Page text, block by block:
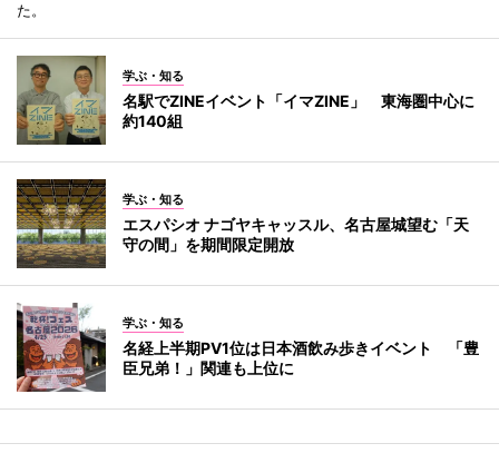
た。
学ぶ・知る
名駅でZINEイベント「イマZINE」 東海圏中心に
約140組
学ぶ・知る
エスパシオ ナゴヤキャッスル、名古屋城望む「天
守の間」を期間限定開放
学ぶ・知る
名経上半期PV1位は日本酒飲み歩きイベント 「豊
臣兄弟！」関連も上位に